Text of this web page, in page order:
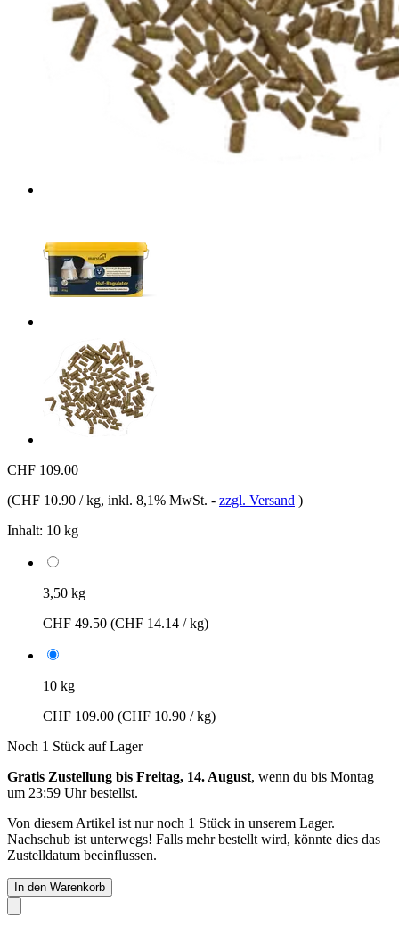
CHF 109.00
(CHF 10.90 / kg, inkl. 8,1% MwSt. - zzgl. Versand )
Inhalt: 10 kg
3,50 kg
CHF 49.50 (CHF 14.14 / kg)
10 kg
CHF 109.00 (CHF 10.90 / kg)
Noch 1 Stück auf Lager
Gratis Zustellung bis Freitag, 14. August, wenn du bis Montag
um 23:59 Uhrbestellst.
Von diesem Artikel ist nur noch 1 Stück in unserem Lager.
Nachschub ist unterwegs! Falls mehr bestellt wird, könnte dies das
Zustelldatum beeinflussen.
In den Warenkorb